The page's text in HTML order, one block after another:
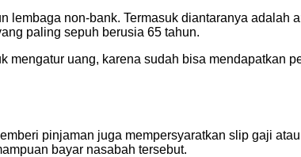
lembaga non-bank. Termasuk diantaranya
paling sepuh berusia 65 tahun.
uang, karena sudah bisa mendapatkan
pinjaman juga mempersyaratkan slip gaji
bayar nasabah tersebut.